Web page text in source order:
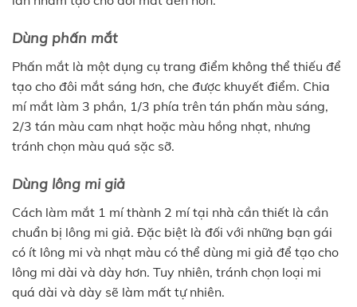
Dùng phấn mắt
Phấn mắt là một dụng cụ trang điểm không thể thiếu để
tạo cho đôi mắt sáng hơn, che được khuyết điểm. Chia
mí mắt làm 3 phần, 1/3 phía trên tán phấn màu sáng,
2/3 tán màu cam nhạt hoặc màu hồng nhạt, nhưng
tránh chọn màu quá sặc sỡ.
Dùng lông mi giả
Cách làm mắt 1 mí thành 2 mí tại nhà cần thiết là cần
chuẩn bị lông mi giả. Đặc biệt là đối với những bạn gái
có ít lông mi và nhạt màu có thể dùng mi giả để tạo cho
lông mi dài và dày hơn. Tuy nhiên, tránh chọn loại mi
quá dài và dày sẽ làm mất tự nhiên.